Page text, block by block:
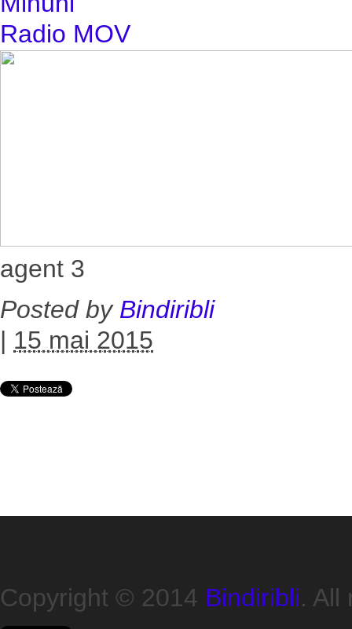
Radio MOV
agent 3
Posted by Bindiribli
| 15 mai 2015
Copyright © 2014 Bindiribli. All